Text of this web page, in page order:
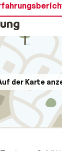
der Karte